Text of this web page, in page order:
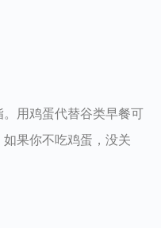
用鸡蛋代替谷类早餐可
果你不吃鸡蛋，没关